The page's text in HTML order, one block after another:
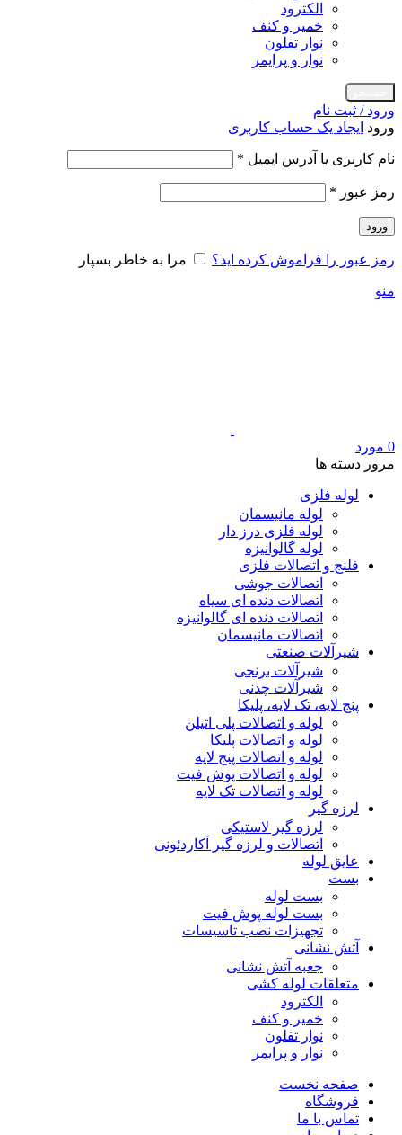
الکترود
خمیر و کنف
نوار تفلون
نوار و پرایمر
ورود / ثبت نام
ورود ایجاد یک حساب کاربری
نام کاربری یا آدرس ایمیل *
رمز عبور *
ورود
رمز عبور را فراموش کرده اید؟ مرا به خاطر بسپار
منو
0 مورد
مرور دسته ها
لوله فلزی
لوله مانیسمان
لوله فلزی درز دار
لوله گالوانیزه
فلنج و اتصالات فلزی
اتصالات جوشی
اتصالات دنده ای سیاه
اتصالات دنده ای گالوانیزه
اتصالات مانیسمان
شیرآلات صنعتی
شیرآلات برنجی
شیرآلات چدنی
پنج لایه، تک لایه، پلیکا
لوله و اتصالات پلی اتیلن
لوله و اتصالات پلیکا
لوله و اتصالات پنج لایه
لوله و اتصالات پوش فیت
لوله و اتصالات تک لایه
لرزه گیر
لرزه گیر لاستیکی
اتصالات و لرزه گیر آکاردئونی
عایق لوله
بست
بست لوله
بست لوله پوش فیت
تجهیزات نصب تاسیسات
آتش نشانی
جعبه آتش نشانی
متعلقات لوله کشی
الکترود
خمیر و کنف
نوار تفلون
نوار و پرایمر
صفحه نخست
فروشگاه
تماس با ما